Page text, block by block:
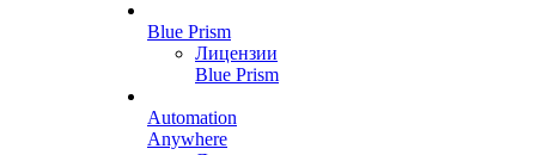
Blue Prism
Лицензии
Blue Prism
Automation
Anywhere